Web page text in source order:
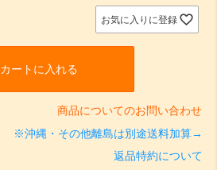
お気に入りに登録
カートに入れる
商品についてのお問い合わせ
※沖縄・その他離島は別途送料加算→
返品特約について